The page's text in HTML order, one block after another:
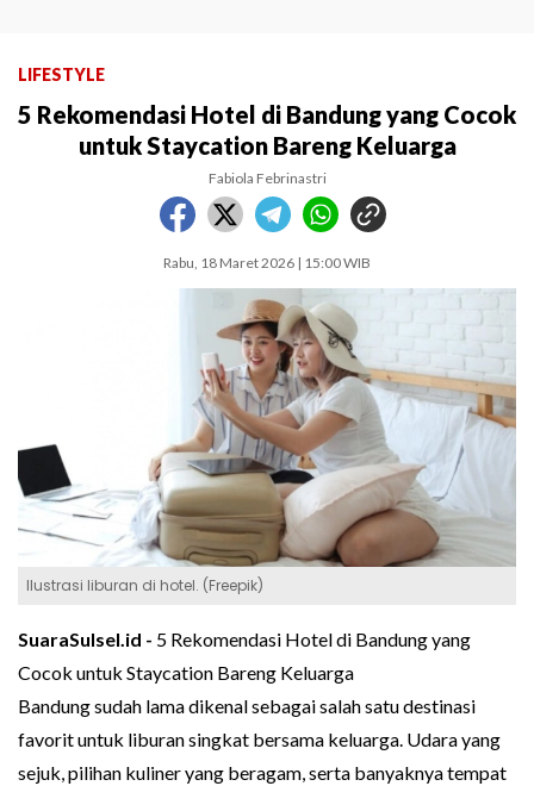
LIFESTYLE
5 Rekomendasi Hotel di Bandung yang Cocok
untuk Staycation Bareng Keluarga
Fabiola Febrinastri
Rabu, 18 Maret 2026 | 15:00 WIB
Ilustrasi liburan di hotel. (Freepik)
SuaraSulsel.id - 5 Rekomendasi Hotel di Bandung yang
Cocok untuk Staycation Bareng Keluarga
Bandung sudah lama dikenal sebagai salah satu destinasi
favorit untuk liburan singkat bersama keluarga. Udara yang
sejuk, pilihan kuliner yang beragam, serta banyaknya tempat